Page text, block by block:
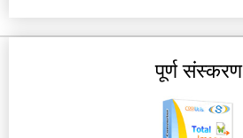
पूर्ण संस्करण